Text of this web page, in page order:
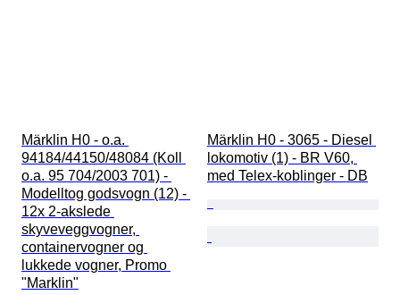
Märklin H0 - o.a.
94184/44150/48084 (Koll
o.a. 95 704/2003 701) -
Modelltog godsvogn (12) -
12x 2-akslede
skyveveggvogner,
containervogner og
lukkede vogner, Promo
"Marklin"
Märklin H0 - 3065 - Diesel
lokomotiv (1) - BR V60,
med Telex-koblinger - DB